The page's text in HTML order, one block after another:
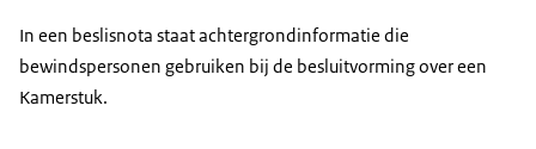
In een beslisnota staat achtergrondinformatie die
bewindspersonen gebruiken bij de besluitvorming over een
Kamerstuk.